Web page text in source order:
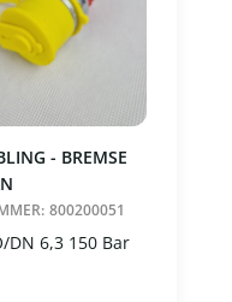
- BREMSE
800200051
DN 6,3 150 Bar